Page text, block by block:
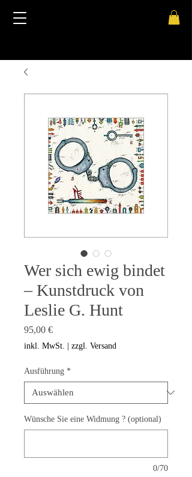
Wer sich ewig bindet
– Kunstdruck von
Leslie G. Hunt
95,00 €Preis
inkl. MwSt. zzgl. Versand
Ausführung *
Wünsche Sie eine Widmung ? (optional)
0/70